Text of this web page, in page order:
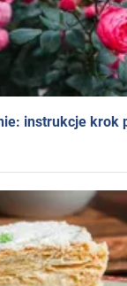
instrukcje krok